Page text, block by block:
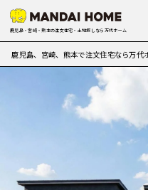
鹿児島・宮崎・熊本の注文住宅・土地探しなら万代ホーム
鹿児島、宮崎、熊本で注文住宅なら万代